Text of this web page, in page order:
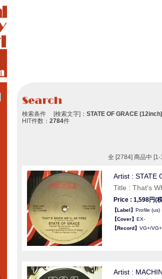
検索条件 [検索文字]： STATE OF GRACE (12inch)
HIT件数： 2784件
全 [2784] 商品中 [1-
Artist : STATE
Title : That's
Price : 1,598円(
【Label】 Profile (us)
【Cover】 EX-
【Record】 VG+/
Artist :